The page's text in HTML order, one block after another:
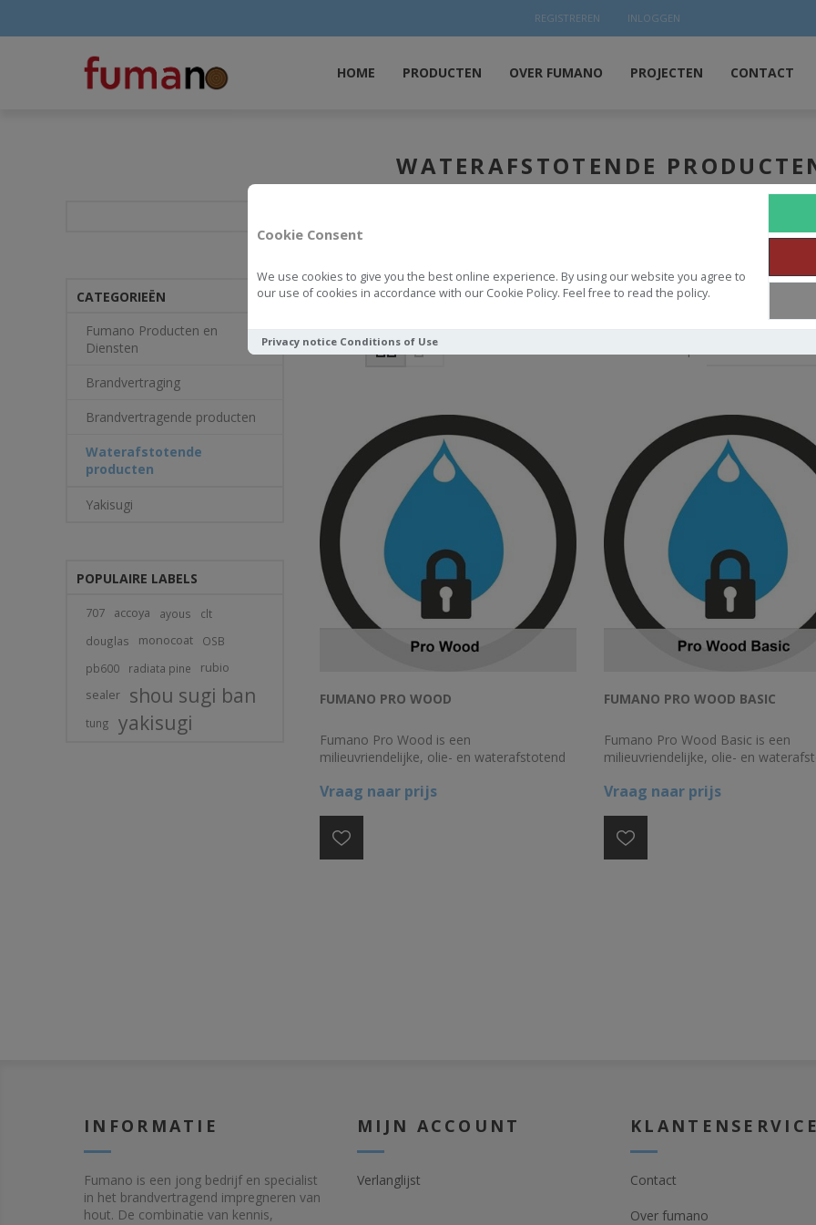
Cookie Consent
We use cookies to give you the best online experience. By using our website you agree to
our use of cookies in accordance with our Cookie Policy. Feel free to read the policy.
Privacy notice Conditions of Use
REGISTREREN INLOGGEN
HOME PRODUCTEN OVER FUMANO PROJECTEN CONTACT
WATERAFSTOTENDE
Waterafstotende producten
Toon als
FUMANO PRO WOOD
Fumano Pro Wood is een
milieuvriendelijke, olie- en waterafstotend
geen verandering qua aanzicht of structuur
Vraag naar prijs
FUMANO PRO WOOD BASIC
Fumano Pro Wood Basic is een
milieuvriendelijke, olie- en
geen verandering qua aanzicht of
Vraag naar prijs
CATEGORIEËN
Fumano Producten en
Diensten
Brandvertraging
Brandvertragende producten
Waterafstotende
producten
Yakisugi
POPULAIRE LABELS
707 accoya ayous
clt
douglas
monocoat
OSB
pb600
radiata pine
rubio
sealer
shou sugi ban
tung yakisugi
INFORMATIE
Fumano is een jong bedrijf en specialist
in het brandvertragend impregneren van
hout. De combinatie van kennis,
MIJN ACCOUNT
Verlanglijst
KLANTENSERVICE
Contact
Over fumano